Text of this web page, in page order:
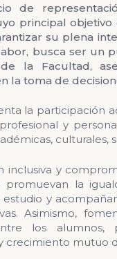
de
principal
su plena
busca ser un
la Facultad,
la toma de
la participación
y
culturales,
inclusiva y
promuevan la
estudio y
Asimismo,
los
crecimiento mutuo